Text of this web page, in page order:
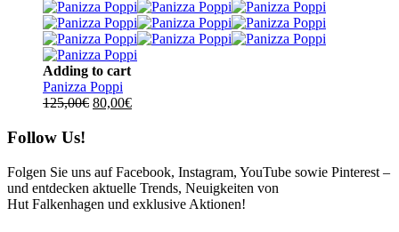
Adding to cart
Panizza Poppi
125,00€ Ursprünglicher
80,00€Aktueller
Follow Us!
Folgen Sie uns auf Facebook, Instagram, YouTube sowie Pinterest –
und entdecken aktuelle Trends, Neuigkeiten von
Hut Falkenhagen und exklusive Aktionen!